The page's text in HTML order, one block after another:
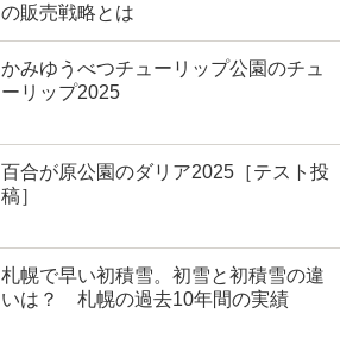
の販売戦略とは
かみゆうべつチューリップ公園のチュ
ーリップ2025
百合が原公園のダリア2025［テスト投
稿］
札幌で早い初積雪。初雪と初積雪の違
いは？ 札幌の過去10年間の実績